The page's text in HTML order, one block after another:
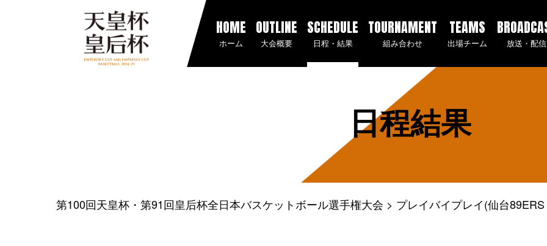
HOME
ホーム
OUTLINE
大会概要
SCHEDULE
日程・結果
TOURNAMENT
組み合わせ
TEAMS
出場チーム 放送・配信
日程結果
第100回天皇杯・第91回皇后杯全日本バスケットボール選手権大会 プレイバイプレイ(仙台